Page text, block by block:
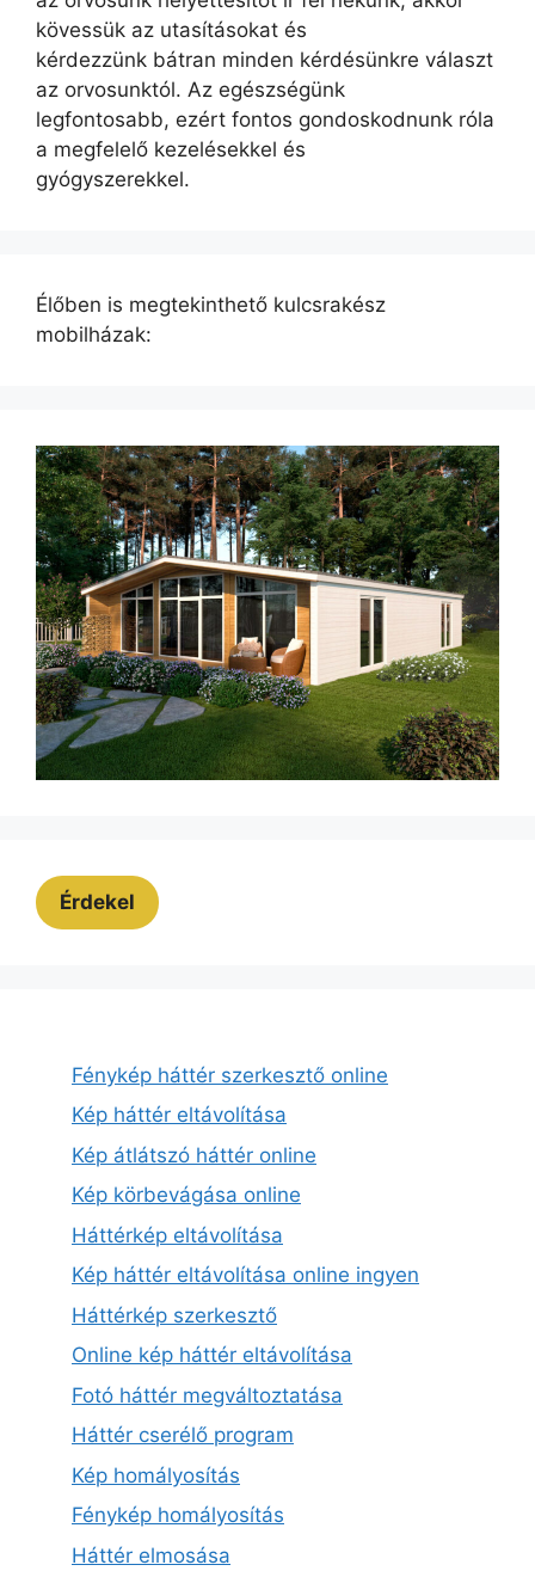
kövessük az utasításokat és
kérdezzünk bátran minden kérdésünkre választ
az orvosunktól. Az egészségünk
legfontosabb, ezért fontos gondoskodnunk róla
a megfelelő kezelésekkel és
gyógyszerekkel.
Élőben is megtekinthető kulcsrakész
mobilházak:
Érdekel
Fénykép háttér szerkesztő online
Kép háttér eltávolítása
Kép átlátszó háttér online
Kép körbevágása online
Háttérkép eltávolítása
Kép háttér eltávolítása online ingyen
Háttérkép szerkesztő
Online kép háttér eltávolítása
Fotó háttér megváltoztatása
Háttér cserélő program
Kép homályosítás
Fénykép homályosítás
Háttér elmosása